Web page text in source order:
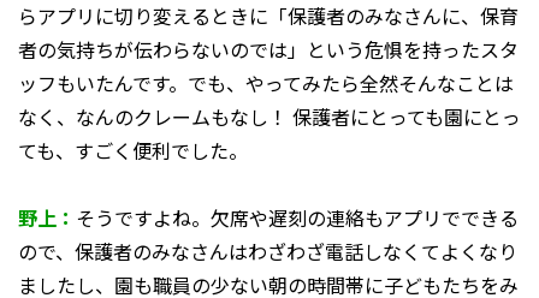
らアプリに切り変えるときに「保護者のみなさんに、保育
者の気持ちが伝わらないのでは」という危惧を持ったスタ
ッフもいたんです。でも、やってみたら全然そんなことは
なく、なんのクレームもなし！ 保護者にとっても園にとっ
ても、すごく便利でした。
野上： そうですよね。欠席や遅刻の連絡もアプリでできる
ので、保護者のみなさんはわざわざ電話しなくてよくなり
ましたし、園も職員の少ない朝の時間帯に子どもたちをみ